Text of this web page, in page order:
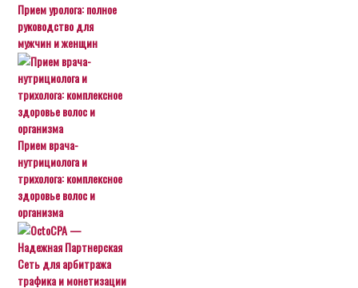
Прием уролога: полное
руководство для
мужчин и женщин
Прием врача-
нутрициолога и
трихолога: комплексное
здоровье волос и
организма